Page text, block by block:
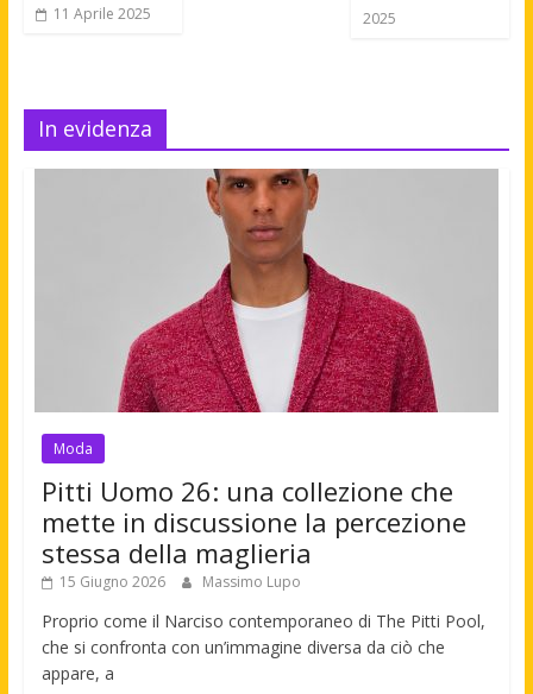
11 Aprile 2025
2025
In evidenza
Moda
Pitti Uomo 26: una collezione che
mette in discussione la percezione
stessa della maglieria
15 Giugno 2026 Massimo Lupo
Proprio come il Narciso contemporaneo di The Pitti Pool,
che si confronta con un’immagine diversa da ciò che
appare, a